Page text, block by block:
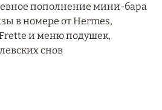
NEIGES
пополнение мини-бара
в номере от Hermes,
и меню подушек,
снов